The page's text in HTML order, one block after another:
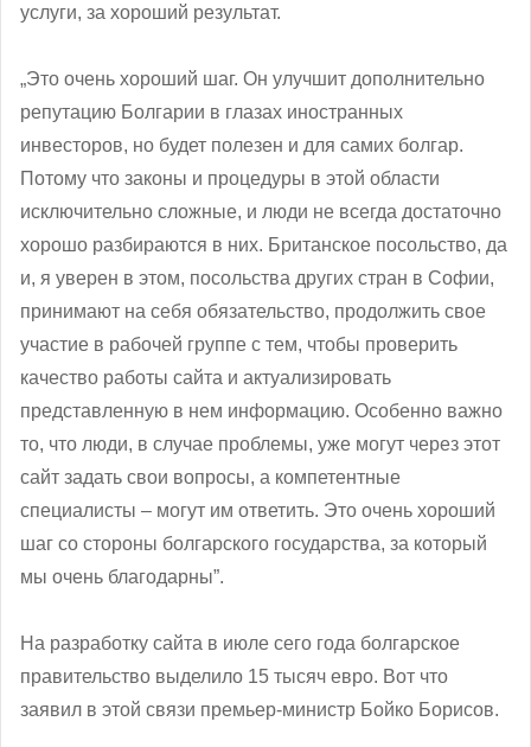
услуги, за хороший результат.
„Это очень хороший шаг. Он улучшит дополнительно
репутацию Болгарии в глазах иностранных
инвесторов, но будет полезен и для самих болгар.
Потому что законы и процедуры в этой области
исключительно сложные, и люди не всегда достаточно
хорошо разбираются в них. Британское посольство, да
и, я уверен в этом, посольства других стран в Софии,
принимают на себя обязательство, продолжить свое
участие в рабочей группе с тем, чтобы проверить
качество работы сайта и актуализировать
представленную в нем информацию. Особенно важно
то, что люди, в случае проблемы, уже могут через этот
сайт задать свои вопросы, а компетентные
специалисты – могут им ответить. Это очень хороший
шаг со стороны болгарского государства, за который
мы очень благодарны”.
На разработку сайта в июле сего года болгарское
правительство выделило 15 тысяч евро. Вот что
заявил в этой связи премьер-министр Бойко Борисов.